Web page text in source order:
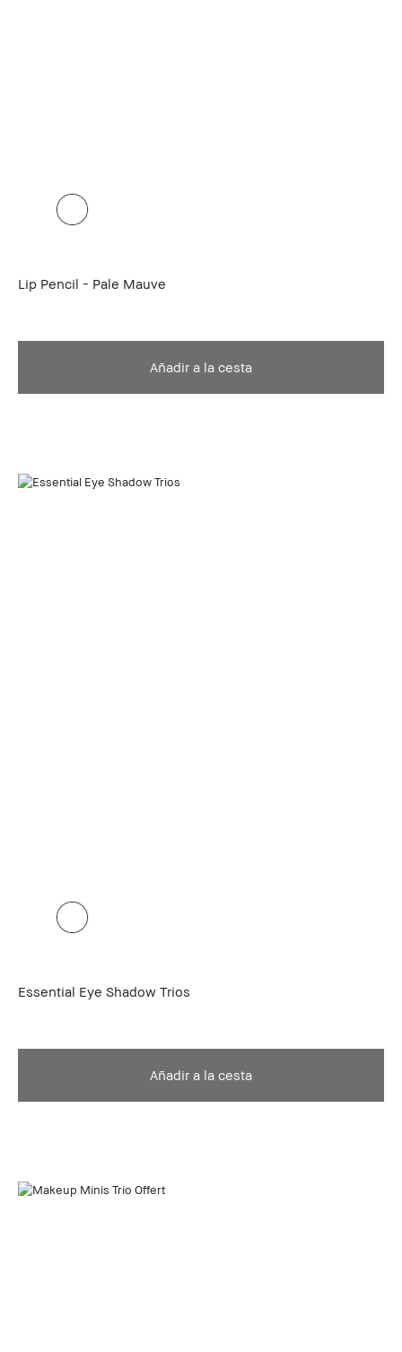
Lip Pencil - Pale Mauve
Añadir a la cesta
Essential Eye Shadow Trios
Añadir a la cesta